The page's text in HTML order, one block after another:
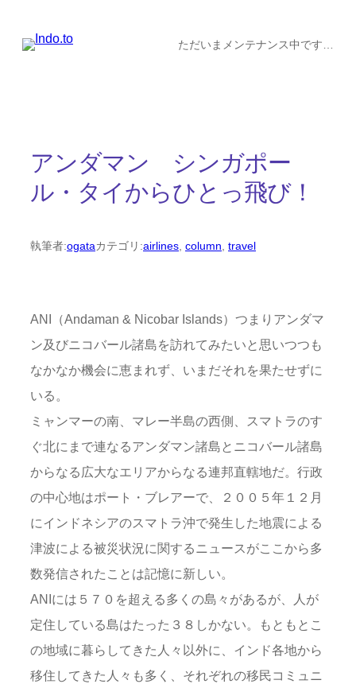
ただいまメンテナンス中です…
アンダマン シンガポー
ル・タイからひとっ飛び！
執筆者:ogataカテゴリ:airlines, column, travel
ANI（Andaman & Nicobar Islands）つまりアンダマ
ン及びニコバール諸島を訪れてみたいと思いつつも
なかなか機会に恵まれず、いまだそれを果たせずに
いる。
ミャンマーの南、マレー半島の西側、スマトラのす
ぐ北にまで連なるアンダマン諸島とニコバール諸島
からなる広大なエリアからなる連邦直轄地だ。行政
の中心地はポート・ブレアーで、２００５年１２月
にインドネシアのスマトラ沖で発生した地震による
津波による被災状況に関するニュースがここから多
数発信されたことは記憶に新しい。
ANIには５７０を超える多くの島々があるが、人が
定住している島はたった３８しかない。もともとこ
の地域に暮らしてきた人々以外に、インド各地から
移住してきた人々も多く、それぞれの移民コミュニ